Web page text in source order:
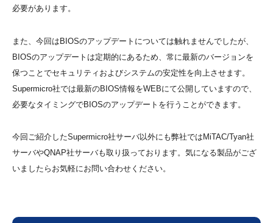
必要があります。
また、今回はBIOSのアップデートについては触れませんでしたが、
BIOSのアップデートは定期的にあるため、常に最新のバージョンを
保つことでセキュリティおよびシステムの安定性を向上させます。
Supermicro社では最新のBIOS情報をWEBにて公開していますので、
必要なタイミングでBIOSのアップデートを行うことができます。
今回ご紹介したSupermicro社サーバ以外にも弊社ではMiTAC/Tyan社
サーバやQNAP社サーバも取り扱っております。気になる製品がござ
いましたらお気軽にお問い合わせください。